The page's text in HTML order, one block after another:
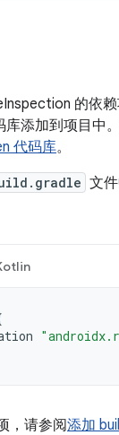
的依
库添加到项目中
代码库。
文
，请参阅添加